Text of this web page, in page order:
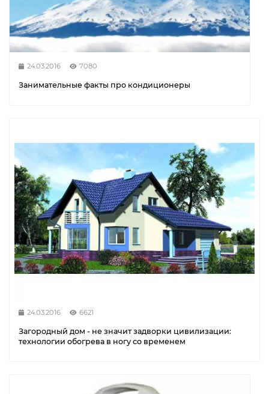
24.03.2016 7080
Занимательные факты про кондиционеры
24.03.2016 6621
Загородный дом - не значит задворки цивилизации:
технологии обогрева в ногу со временем